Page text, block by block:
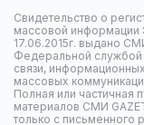
Свидетельство о
массовой
17.06.2015г. выдано
Федеральной службой
связи,
массовых
Полная или частичная
материалов СМИ
только с письменного